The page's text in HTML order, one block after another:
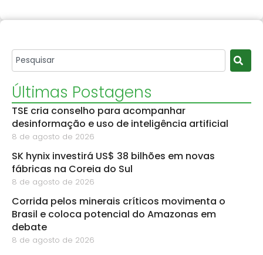
Últimas Postagens
TSE cria conselho para acompanhar
desinformação e uso de inteligência artificial
8 de agosto de 2026
SK hynix investirá US$ 38 bilhões em novas
fábricas na Coreia do Sul
8 de agosto de 2026
Corrida pelos minerais críticos movimenta o
Brasil e coloca potencial do Amazonas em
debate
8 de agosto de 2026